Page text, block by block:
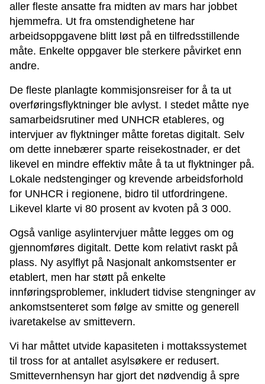
aller fleste ansatte fra midten av mars har jobbet
hjemmefra. Ut fra omstendighetene har
arbeidsoppgavene blitt løst på en tilfredsstillende
måte. Enkelte oppgaver ble sterkere påvirket enn
andre.
De fleste planlagte kommisjonsreiser for å ta ut
overføringsflyktninger ble avlyst. I stedet måtte nye
samarbeidsrutiner med UNHCR etableres, og
intervjuer av flyktninger måtte foretas digitalt. Selv
om dette innebærer sparte reisekostnader, er det
likevel en mindre effektiv måte å ta ut flyktninger på.
Lokale nedstenginger og krevende arbeidsforhold
for UNHCR i regionene, bidro til utfordringene.
Likevel klarte vi 80 prosent av kvoten på 3 000.
Også vanlige asylintervjuer måtte legges om og
gjennomføres digitalt. Dette kom relativt raskt på
plass. Ny asylflyt på Nasjonalt ankomstsenter er
etablert, men har støtt på enkelte
innføringsproblemer, inkludert tidvise stengninger av
ankomstsenteret som følge av smitte og generell
ivaretakelse av smittevern.
Vi har måttet utvide kapasiteten i mottakssystemet
til tross for at antallet asylsøkere er redusert.
Smittevernhensyn har gjort det nødvendig å spre